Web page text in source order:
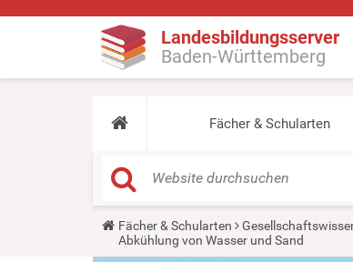
Landesbildungsserver
Baden-Württemberg
Fächer & Schularten
Y
u
Fächer & Schularten
Abkühlung von Wasser und Sand